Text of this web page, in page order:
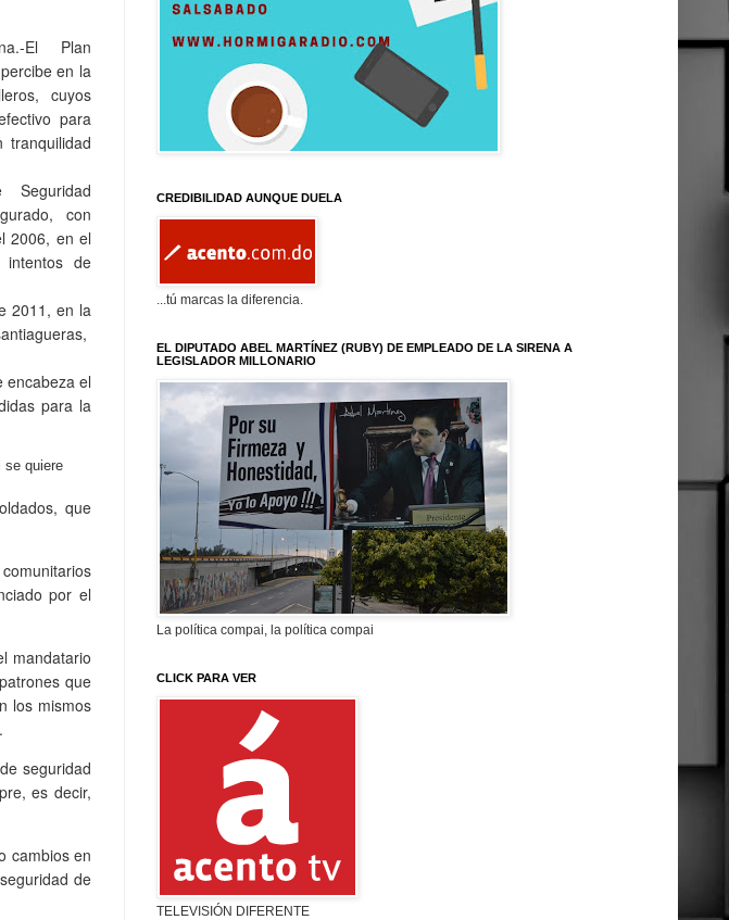
El Plan
en la
cuyos
para
con
2006, en el
de
2011, en la
encabeza el
para la
se quiere
que
por el
mandatario
que
los mismos
seguridad
es decir,
cambios en
de
CREDIBILIDAD AUNQUE DUELA
...tú marcas la diferencia.
EL DIPUTADO ABEL MARTÍNEZ (RUBY) DE EMPLEADO DE LA SIRENA A
LEGISLADOR MILLONARIO
La política compai, la política compai
CLICK PARA VER
TELEVISIÓN DIFERENTE